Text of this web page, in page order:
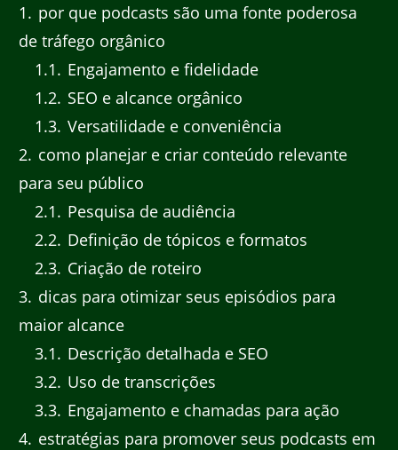
1
por que podcasts são uma fonte poderosa
de tráfego orgânico
1.1
Engajamento e fidelidade
1.2 SEO e alcance orgânico
1.3 Versatilidade e conveniência
2 como planejar e criar conteúdo relevante
para seu público
2.1
Pesquisa de audiência
2.2 Definição de tópicos e formatos
2.3 Criação de roteiro
3 dicas para otimizar seus episódios para
maior alcance
3.1
Descrição detalhada e SEO
3.2 Uso de transcrições
3.3 Engajamento e chamadas para ação
4 estratégias para promover seus podcasts em